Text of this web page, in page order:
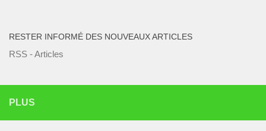
RESTER INFORMÉ DES NOUVEAUX ARTICLES
RSS - Articles
PLUS